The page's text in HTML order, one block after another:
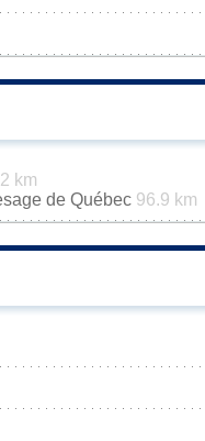
km
de Québec 96.9 km